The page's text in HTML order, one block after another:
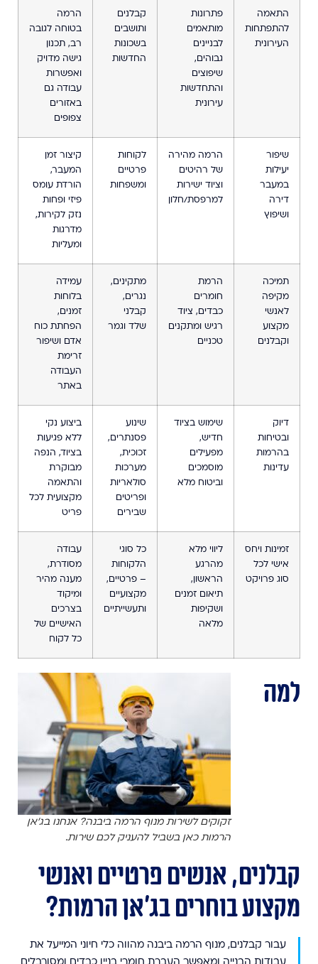
התאמה
להתפתחות
העירונית
פתרונות
מותאמים
לבניינים
גבוהים,
שיפוצים
והתחדשות
עירונית
קבלנים
ותושבים
בשכונות
החדשות
הרמה
בטוחה לגובה
רב, תכנון
גישה מדויק
ואפשרות
עבודה גם
באזורים
צפופים
שיפור
יעילות
במעבר
דירה
ושיפוץ
הרמה מהירה
של רהיטים
וציוד ישירות
למרפסת/חלון
לקוחות
פרטיים
ומשפחות
קיצור זמן
המעבר,
הורדת עומס
פיזי ופחות
נזק לקירות,
מדרגות
ומעליות
תמיכה
מקיפה
לאנשי
מקצוע
וקבלנים
הרמת
חומרים
כבדים, ציוד
רגיש ומתקנים
טכניים
מתקינים,
נגרים,
קבלני
שלד וגמר
עמידה
בלוחות
זמנים,
הפחתת כוח
אדם ושיפור
זרימת
העבודה
באתר
דיוק
ובטיחות
בהרמות
עדינות
שימוש בציוד
חדיש,
מפעילים
מוסמכים
וביטוח מלא
שינוע
פסנתרים,
זכוכית,
מערכות
סולאריות
ופריטים
שבירים
ביצוע נקי
ללא פגיעות
בציוד, הנפה
מבוקרת
והתאמה
מקצועית לכל
פריט
זמינות ויחס
אישי לכל
סוג פרויקט
ליווי מלא
מהרגע
הראשון,
תיאום זמנים
ושקיפות
מלאה
כל סוגי
הלקוחות
– פרטיים,
מקצועיים
ותעשייתיים
עבודה
מסודרת,
מענה מהיר
ומיקוד
בצרכים
האישיים של
כל לקוח
זקוקים לשירות מנוף הרמה ביבנה? אנחנו בג'אן
הרמות כאן בשביל להעניק לכם שירות.
למה
קבלנים, אנשים פרטיים ואנשי
מקצוע בוחרים בג'אן הרמות?
עבור קבלנים, מנוף הרמה ביבנה מהווה כלי חיוני המייעל את